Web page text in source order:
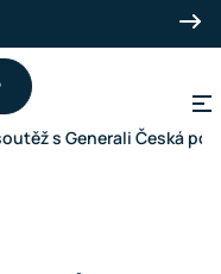
s Generali Česká